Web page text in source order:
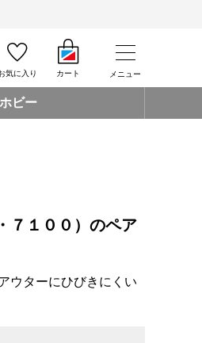
気に入り カート メニュー
ビー
７１００）のペア
ウターにひびきにくい